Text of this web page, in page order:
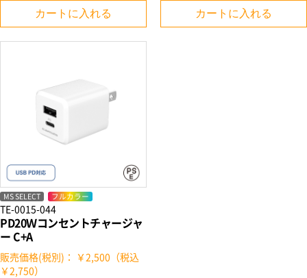
カートに入れる カートに入れる
MS SELECT フルカラー
TE-0015-044
PD20Ｗコンセントチャージャ
ー C+A
販売価格(税別)： ￥2,500（税込
￥2,750）